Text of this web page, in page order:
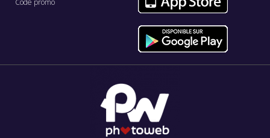
Code promo